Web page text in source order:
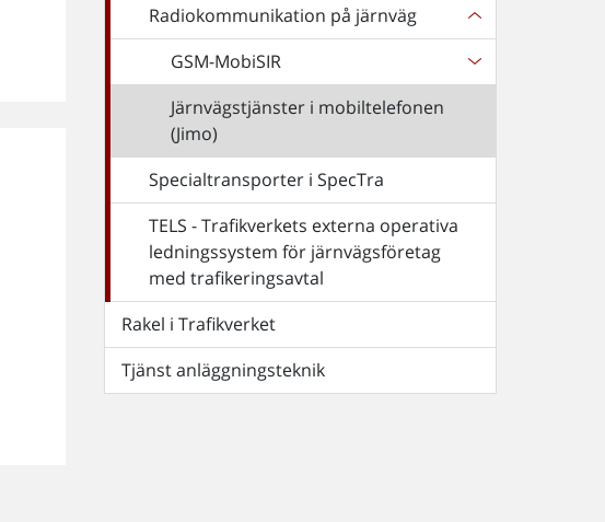
Radiokommunikation på järnväg
GSM-MobiSIR
Järnvägstjänster i mobiltelefonen
(Jimo)
Specialtransporter i SpecTra
TELS - Trafikverkets externa operativa
ledningssystem för järnvägsföretag
med trafikeringsavtal
Rakel i Trafikverket
Tjänst anläggningsteknik